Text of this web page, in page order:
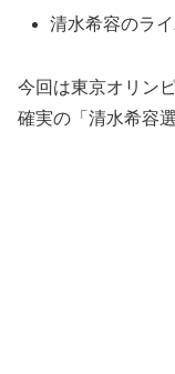
清水希容のラ
今回は東京オリン
確実の「清水希容